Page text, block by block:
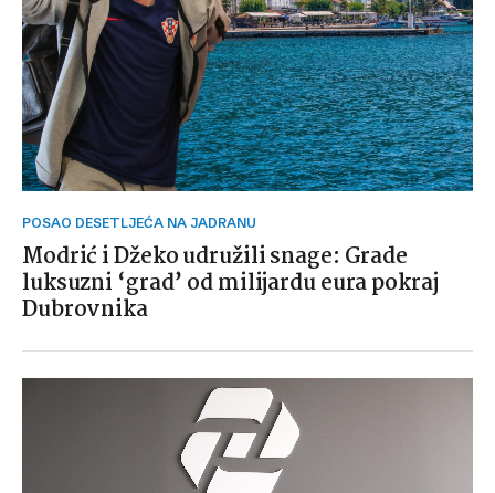
POSAO DESETLJEĆA NA JADRANU
Modrić i Džeko udružili snage: Grade
luksuzni ‘grad’ od milijardu eura pokraj
Dubrovnika